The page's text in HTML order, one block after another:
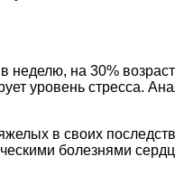
на 30%
уровень стресса.
в своих
болезнями